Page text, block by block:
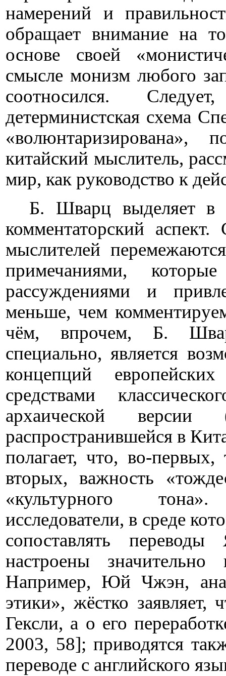
намерений и
обращает внимание на
основе своей
смысле монизм любого
соотносился.
детерминистская схема
китайский мыслитель,
мир, как руководство к
Б. Шварц выделяет в
комментаторский
мыслителей
примечаниями,
рассуждениями и
меньше, чем
чём, впрочем, Б.
специально, является
концепций
средствами
архаической версии
распространившейся в
полагает, что, во-
вторых, важность
«культурного
исследователи, в среде
сопоставлять переводы
настроены
Например, Юй Чжэн,
этики», жёстко заявляет,
Гексли, а о его
2003, 58]; приводятся
переводе с английского